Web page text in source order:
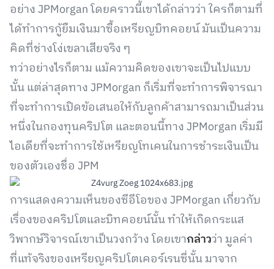
อย่าง JPMorgan โดยคราวนี้เขาได้กล่าวว่า ใครก็ตามที่
ได้ทำการกู้ยืมเงินมาซื้อเหรียญบิทคอยน์ มันเป็นความ
คิดที่ช่างโง่เขลาเสียจริง ๆ
ทว่าอย่างไรก็ตาม แม้ความคิดของเขาจะเป็นไปแบบ
นั้น แต่ล่าสุดทาง JPMorgan ก็เริ่มที่จะทำการพิจารณา
ที่จะทำการเปิดข้อเสนอให้กับลูกค้าสามารถมาเป็นส่วน
หนึ่งในกองทุนคริปโต และตอนนี้ทาง JPMorgan เริ่มมี
ไอเดียที่จะทำการใช้เหรียญโทเคนในการชำระเงินเป็น
ของตัวเองชื่อ JPM
การแสดงความเห็นของซีอีโอของ JPMorgan เกี่ยวกับ
เรื่องของคริปโตและบิทคอยน์นั้น ทำให้เกิดกระแส
วิพากษ์วิจารณ์เขาเป็นวงกว้าง โดยเขากล่าวว่า มูลค่า
ที่แท้จริงของเหรียญคริปโตเคอร์เรนซี่นั้น มาจาก